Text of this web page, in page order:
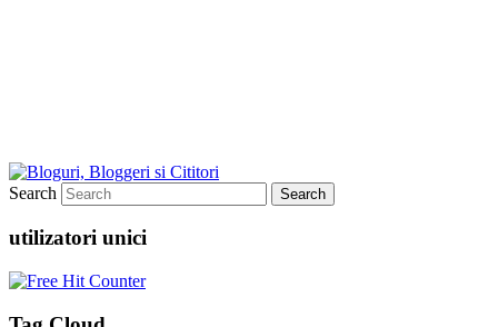
Search
utilizatori unici